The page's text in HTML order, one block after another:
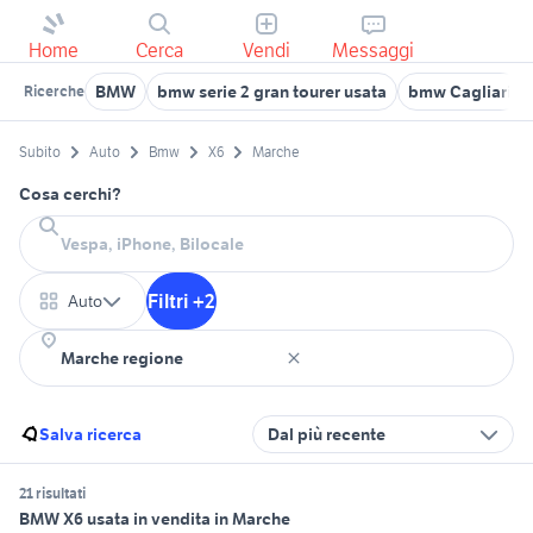
Home Cerca Vendi Messaggi
Ricerche BMW bmw serie 2 gran tourer usata bmw Cagliari
Subito Auto Bmw X6 Marche
Cosa cerchi?
Auto Filtri +2
Salva ricerca Dal più recente
21 risultati
BMW X6 usata in vendita in Marche